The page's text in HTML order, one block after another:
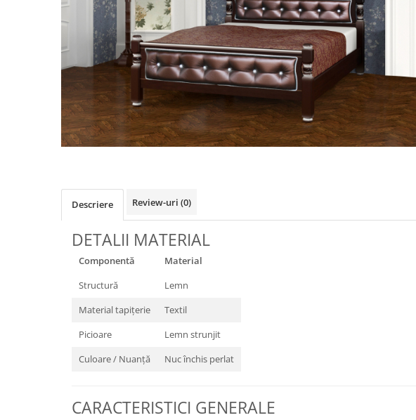
Descriere Review-uri (0)
DETALII MATERIAL
Componentă
Material
Structură
Lemn
Material tapițerie
Textil
Picioare
Lemn strunjit
Culoare / Nuanță
Nuc închis perlat
CARACTERISTICI GENERALE